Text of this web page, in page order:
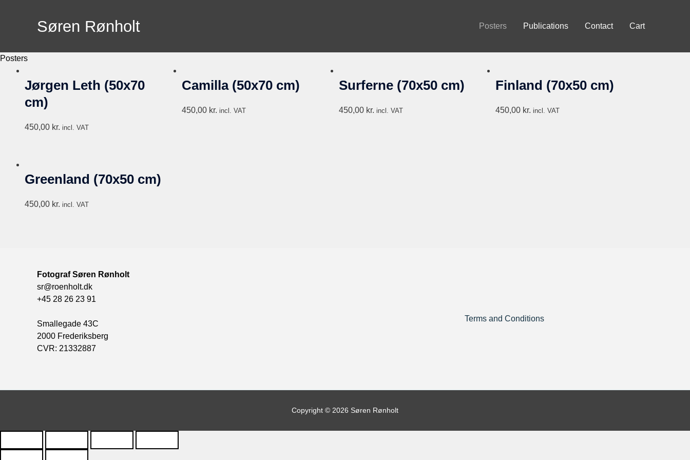
Søren Rønholt Posters Publications Contact Cart
Posters
Jørgen Leth (50x70
cm)
450,00 kr. incl. VAT
Camilla (50x70 cm)
450,00 kr. incl. VAT
Surferne (70x50 cm)
450,00 kr. incl. VAT
Finland (70x50 cm)
450,00 kr. incl. VAT
Greenland (70x50 cm)
450,00 kr. incl. VAT
Fotograf Søren Rønholt
sr@roenholt.dk
+45 28 26 23 91
Smallegade 43C
2000 Frederiksberg
CVR: 21332887
Terms and Conditions
Copyright © 2026 Søren Rønholt